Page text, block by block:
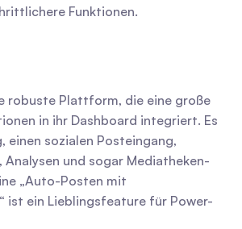
Funktionen.
robuste Plattform, die eine große
in ihr Dashboard integriert. Es
einen sozialen Posteingang,
und sogar Mediatheken-
„Auto-Posten mit
ist ein Lieblingsfeature für Power-